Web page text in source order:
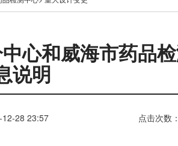
心和威海市药品
说明
12-28 23:57 点击次数：